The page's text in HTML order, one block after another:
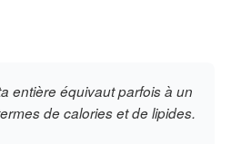
entière équivaut parfois à un
de calories et de lipides.